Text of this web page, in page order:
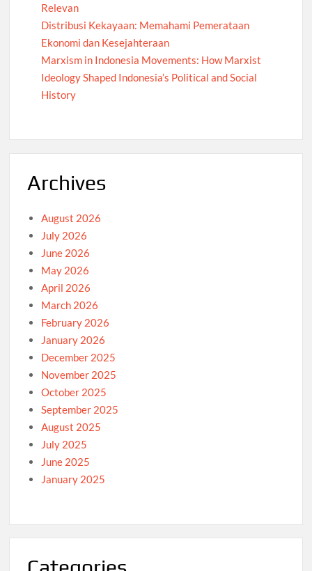
Relevan
Distribusi Kekayaan: Memahami Pemerataan
Ekonomi dan Kesejahteraan
Marxism in Indonesia Movements: How Marxist
Ideology Shaped Indonesia’s Political and Social
History
Archives
August 2026
July 2026
June 2026
May 2026
April 2026
March 2026
February 2026
January 2026
December 2025
November 2025
October 2025
September 2025
August 2025
July 2025
June 2025
January 2025